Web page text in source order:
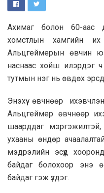
Ахимаг болон 60-аас
хомстлын хамгийн
Альцгеймерын өвчин
наснаас хойш илэрдэг
тутмын нэг нь өвдөх
Энэхүү өвчнөөр
Альцгеймер өвчнөөр
шаарддаг мэргэжилтэй,
ухааны өндөр
мэдрэлийн эсүүд
байдаг болохоор энэ
байдаг гэж үздэг.